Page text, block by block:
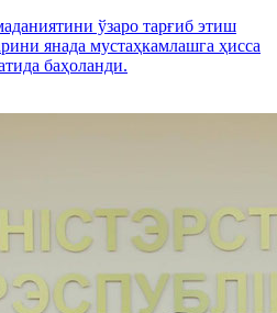
ўзаро тарғиб этиш
янада мустаҳкамлашга ҳисса
баҳоланди.